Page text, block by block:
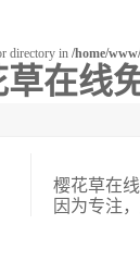
directory in /home/
在线
樱花草在
因为专注